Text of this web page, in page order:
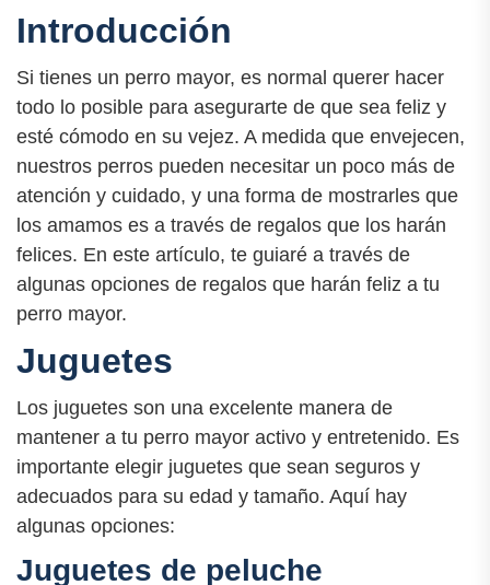
Introducción
Si tienes un perro mayor, es normal querer hacer
todo lo posible para asegurarte de que sea feliz y
esté cómodo en su vejez. A medida que envejecen,
nuestros perros pueden necesitar un poco más de
atención y cuidado, y una forma de mostrarles que
los amamos es a través de regalos que los harán
felices. En este artículo, te guiaré a través de
algunas opciones de regalos que harán feliz a tu
perro mayor.
Juguetes
Los juguetes son una excelente manera de
mantener a tu perro mayor activo y entretenido. Es
importante elegir juguetes que sean seguros y
adecuados para su edad y tamaño. Aquí hay
algunas opciones:
Juguetes de peluche